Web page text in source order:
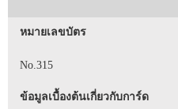
หมายเลขบัตร
No.315
ข้อมูลเบื้องต้นเกี่ยวกับการ์ด